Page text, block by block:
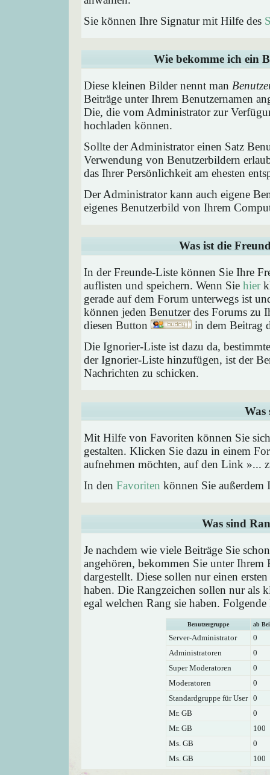
Sie können Ihre Signatur mit Hilfe des
Wie bekomme ich ein
Diese kleinen Bilder nennt man
Beiträge unter Ihrem Benutzernamen
Die, die vom Administrator zur
hochladen können.
Sollte der Administrator einen Satz
Verwendung von Benutzerbildern
das Ihrer Persönlichkeit am ehesten
Der Administrator kann auch eigene
eigenes Benutzerbild von Ihrem
Was ist die
In der Freunde-Liste können Sie Ihre
auflisten und speichern. Wenn Sie hier
gerade auf dem Forum unterwegs ist
können jeden Benutzer des Forums zu
diesen Button
in dem Beitrag
Die Ignorier-Liste ist dazu da,
der Ignorier-Liste hinzufügen, ist der
Nachrichten zu schicken.
Was
Mit Hilfe von Favoriten können Sie
gestalten. Klicken Sie dazu in einem
aufnehmen möchten, auf den Link »...
In den Favoriten können Sie
Was sind
Je nachdem wie viele Beiträge Sie
angehören, bekommen Sie unter Ihrem
dargestellt. Diese sollen nur einen
haben. Die Rangzeichen sollen nur als
egal welchen Rang sie haben.
Benutzergruppe ab
Server-Administrator
0
Administratoren
0
Super Moderatoren
0
Moderatoren
0
Standardgruppe für User 0
Mr. GB
0
Mr. GB
100
Ms. GB
0
Ms. GB
100